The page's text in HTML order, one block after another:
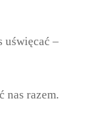
uświęcać –
nas razem.